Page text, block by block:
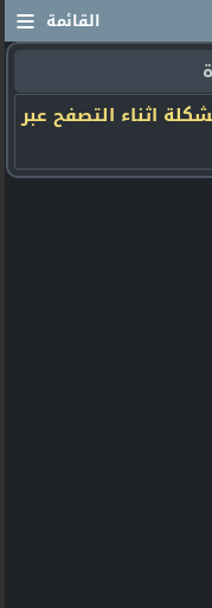
≡ القائمة
اثناء التصفح عبر